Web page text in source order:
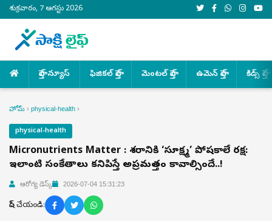
శుక్రవారం, 7 ఆగస్టు 2026
హెల్త్ న్యూస్ ఫిజికల్ హెల్త్ మెంటల్ హెల్త్ ఉమెన్ హెల్త్ కిడ్స్ హెల్త్
హోమ్ › physical-health ›
physical-health
Micronutrients Matter : శరీరానికి ‘సూక్ష్మ’ పోషకాలే రక్ష:
ఇలాంటి సంకేతాలు కనిపిస్తే అప్రమత్తం కావాల్సిందే..!
ఆరోగ్య డెస్క్ 2026-07-04 15:31:23
షేర్ చేయండి: